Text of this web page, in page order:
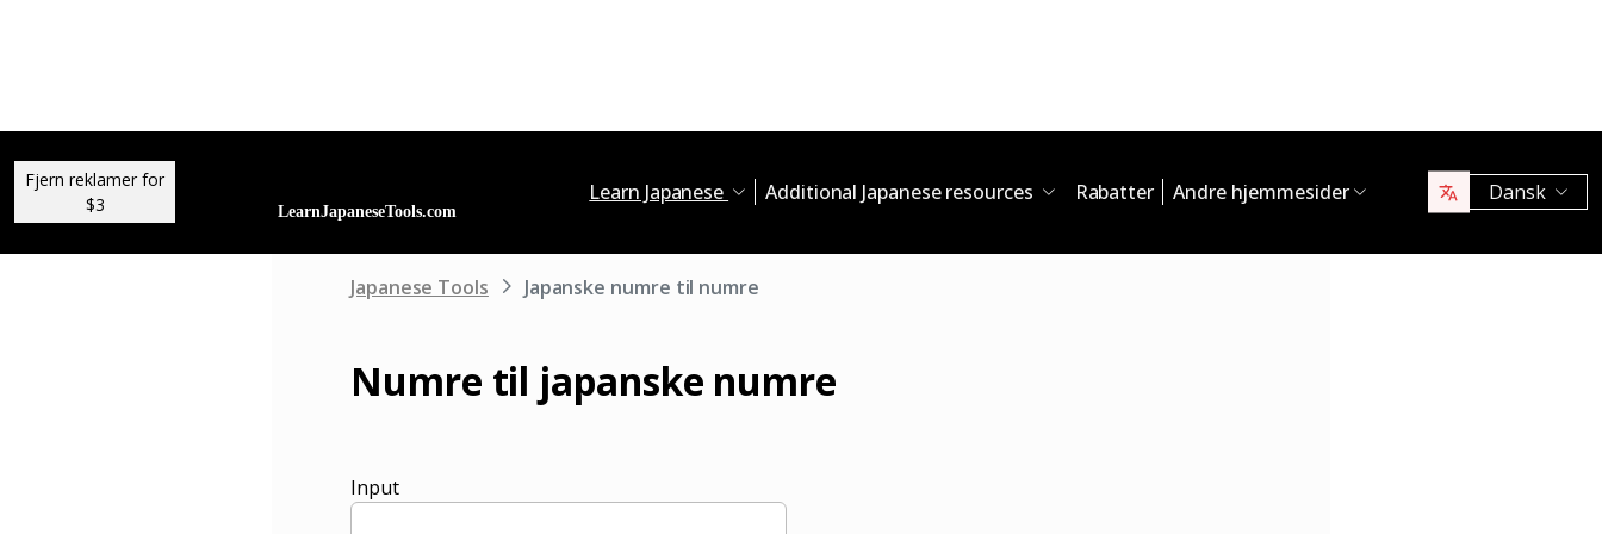
Fjern reklamer for
$3
Learn Japanese Additional Japanese resources Rabatter Andre hjemmesider Dansk
Japanese Tools Japanske numre til numre
Numre til japanske numre
Input